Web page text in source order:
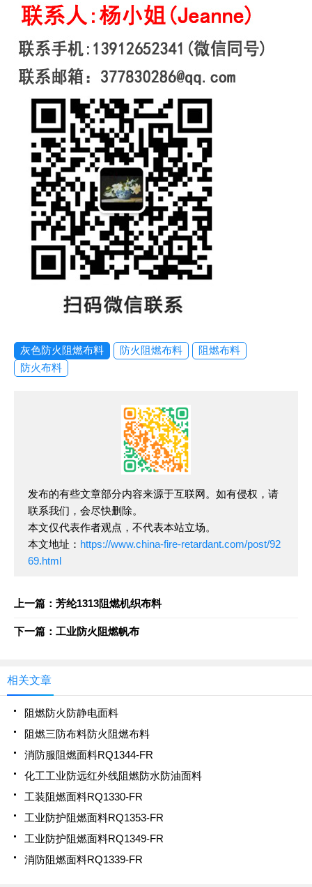
灰色防火阻燃布料 防火阻燃布料
阻燃布料
防火布料
发布的有些文章部分内容来源于互联网。如有侵权，请
联系我们，会尽快删除。
本文仅代表作者观点，不代表本站立场。
本文地址： https://www.china-fire-retardant.com/post/92
69.html
上一篇：芳纶1313阻燃机织布料
下一篇：工业防火阻燃帆布
相关文章
阻燃防火防静电面料
阻燃三防布料防火阻燃布料
消防服阻燃面料RQ1344-FR
化工工业防远红外线阻燃防水防油面料
工装阻燃面料RQ1330-FR
工业防护阻燃面料RQ1353-FR
工业防护阻燃面料RQ1349-FR
消防阻燃面料RQ1339-FR